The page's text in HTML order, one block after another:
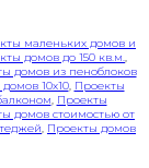
маленьких домов и
домов до 150 кв.м.,
домов из пеноблоков
10x10, Проекты
, Проекты
домов стоимостью от
, Проекты домов